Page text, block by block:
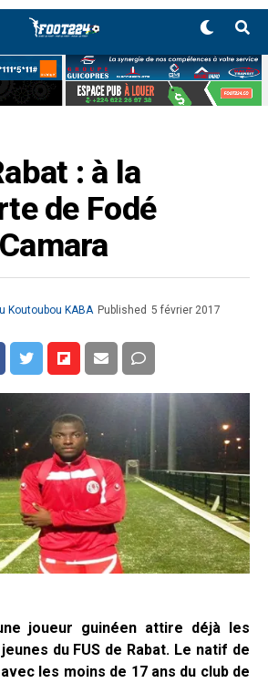
: à la
de Fodé
Koutoubou KABA Published 5 février 2017
joueur guinéen attire déjà les
du FUS de Rabat. Le natif de
les moins de 17 ans du club de